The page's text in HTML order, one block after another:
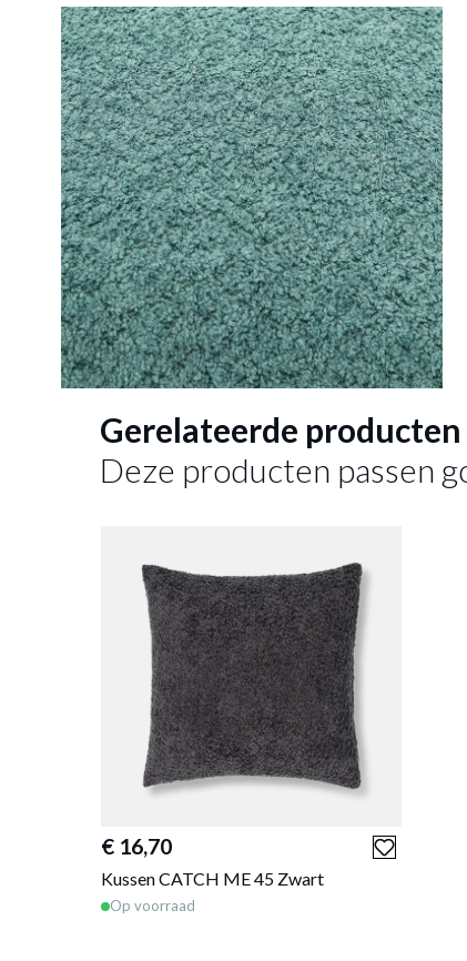
Gerelateerde producten
Deze producten passen
€ 16,70
Kussen CATCH ME 45 Zwart
Op voorraad